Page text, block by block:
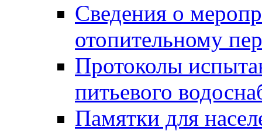
Сведения о
отопительному
Протоколы
питьевого
Памятки для